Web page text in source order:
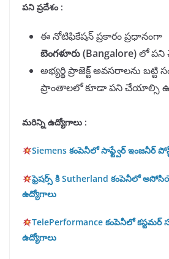
పని ప్రదేశం :
ఈ నోటిఫికేషన్ ప్రకారం ప్రధానంగా
బెంగళూరు (Bangalore)లో పని
అభ్యర్థి ప్రాజెక్ట్ అవసరాలను బట్టి
ప్రాంతాలలో కూడా పని చేయాల్సి
మరిన్ని ఉద్యోగాలు :
Siemens కంపెనీలో సాఫ్ట్వేర్ ఇంజనీర్
ఫ్రెషర్స్ కి Sutherland కంపెనీలో
ఉద్యోగాలు
TelePerformance కంపెనీలో కస్టమర్
ఉద్యోగాలు